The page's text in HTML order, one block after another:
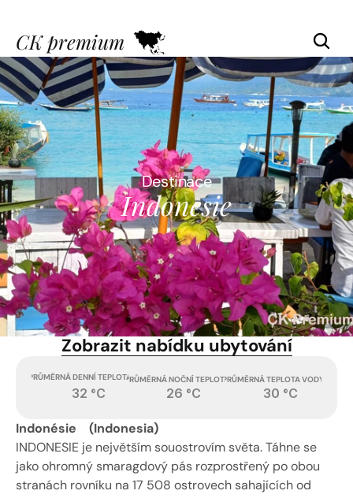
CK premium
Destinace
Indonesie
Zobrazit nabídku ubytování
PRŮMĚRNÁ DENNÍ TEPLOTA
32 °C
PRŮMĚRNÁ NOČNÍ TEPLOTA
26 °C
PRŮMĚRNÁ TEPLOTA VODY
30 °C
Indonésie    (Indonesia)
INDONESIE je největším souostrovím světa. Táhne se
jako ohromný smaragdový pás rozprostřený po obou
stranách rovníku na 17 508 ostrovech sahajících od